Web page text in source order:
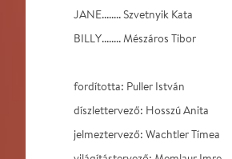
JANE........ Szvetnyik Kata
BILLY........ Mészáros Tibor
fordította: Puller István
díszlettervező: Hosszú Anita
jelmeztervező: Wachtler Tímea